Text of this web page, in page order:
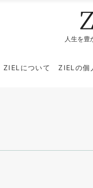
人生を豊
ZIELについて ZIELの個